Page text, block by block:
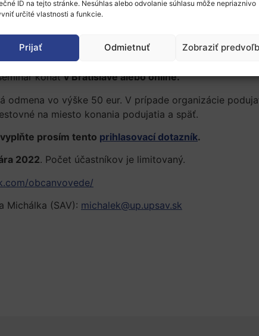
ID na tejto stránke. Nesúhlas alebo odvolanie súhlasu môže nepriaznivo
určité vlastnosti a funkcie.
Prijať Odmietnuť Zobraziť
EÚ, ktorá sa uskutoční dňa 22. januára 2022.
prebiehajúcej
sa venuje aj potrebám a problémom bežných
konaťv Bratislave alebo online.
odmena vo výške 50 eur. V prípade organizácie
na miesto konania podujatia a späť.
prosím tento prihlasovací dotazník.
2022. Počet účastníkov je limitovaný.
obcanvovede/
Michálka (SAV): michalek@up.upsav.sk